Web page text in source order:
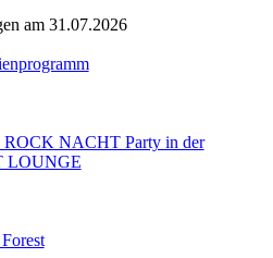
am 31.07.2026
NACHT Party in der
LOUNGE